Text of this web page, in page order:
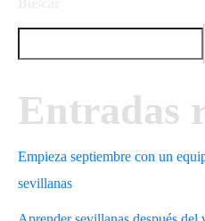
Entradas
Empieza septiembre con un
sevillanas